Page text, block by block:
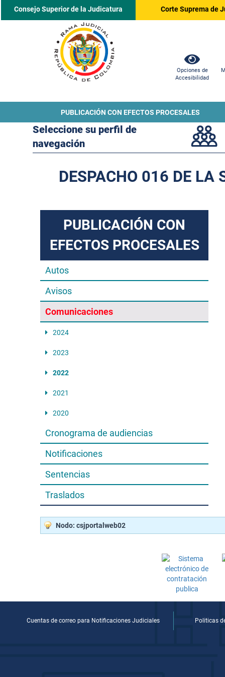
Consejo Superior de la Judicatura Corte Suprema de
Opciones de
Accesibilidad
PUBLICACIÓN CON EFECTOS PROCESALES
Seleccione su perfil de
navegación
DESPACHO 016 DE LA
PUBLICACIÓN CON
EFECTOS PROCESALES
Autos
Avisos
Comunicaciones
2024
2023
2022
2021
2020
Cronograma de audiencias
Notificaciones
Sentencias
Traslados
Nodo: csjportalweb02
Cuentas de correo para Notificaciones Judiciales Politicas